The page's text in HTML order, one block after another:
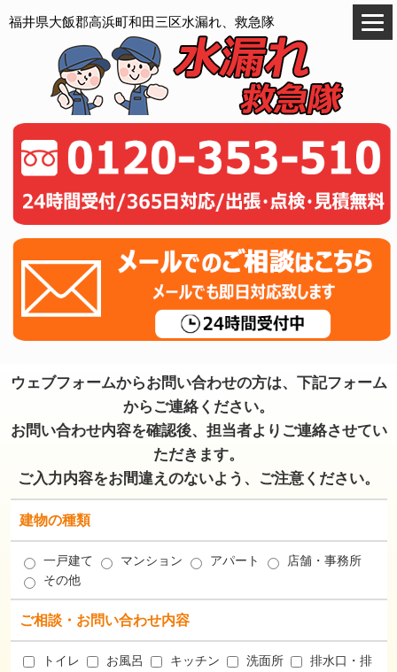
福井県大飯郡高浜町和田三区水漏れ、救急隊
ウェブフォームからお問い合わせの方は、下記フォーム
からご連絡ください。
お問い合わせ内容を確認後、担当者よりご連絡させてい
ただきます。
ご入力内容をお間違えのないよう、ご注意ください。
建物の種類
一戸建て マンション アパート
店舗・事務所
その他
ご相談・お問い合わせ内容
トイレ お風呂 キッチン 洗面所
排水口・排